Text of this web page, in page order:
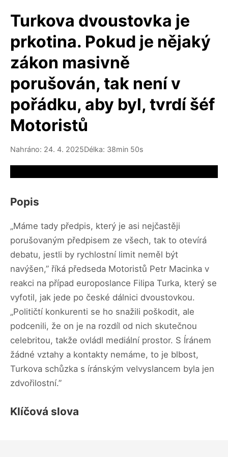
Turkova dvoustovka je
prkotina. Pokud je nějaký
zákon masivně
porušován, tak není v
pořádku, aby byl, tvrdí šéf
Motoristů
Nahráno: 24. 4. 2025Délka: 38min 50s
Popis
„Máme tady předpis, který je asi nejčastěji
porušovaným předpisem ze všech, tak to otevírá
debatu, jestli by rychlostní limit neměl být
navýšen,” říká předseda Motoristů Petr Macinka v
reakci na případ europoslance Filipa Turka, který se
vyfotil, jak jede po české dálnici dvoustovkou.
„Političtí konkurenti se ho snažili poškodit, ale
podcenili, že on je na rozdíl od nich skutečnou
celebritou, takže ovládl mediální prostor. S Íránem
žádné vztahy a kontakty nemáme, to je blbost,
Turkova schůzka s íránským velvyslancem byla jen
zdvořilostní.”
Klíčová slova